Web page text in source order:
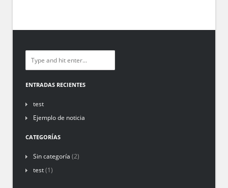
ENTRADAS RECIENTES
test
Ejemplo de noticia
CATEGORÍAS
Sin categoría (2)
test(1)